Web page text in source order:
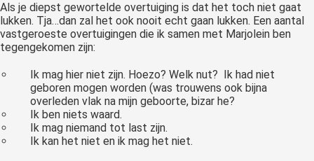
Als je diepst gewortelde overtuiging is dat het toch niet gaat
lukken. Tja…dan zal het ook nooit echt gaan lukken. Een aantal
vastgeroeste overtuigingen die ik samen met Marjolein ben
tegengekomen zijn:
Ik mag hier niet zijn. Hoezo? Welk nut? Ik had niet
geboren mogen worden (was trouwens ook bijna
overleden vlak na mijn geboorte, bizar he?
Ik ben niets waard.
Ik mag niemand tot last zijn.
Ik kan het niet en ik mag het niet.